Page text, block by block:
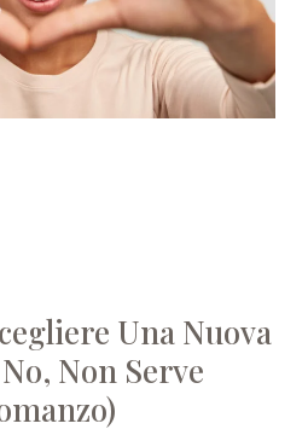
Una Nuova
Non Serve